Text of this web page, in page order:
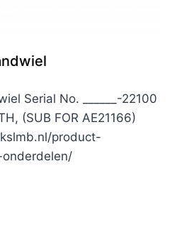
Serial No. ______-22100
(SUB FOR AE21166)
product-